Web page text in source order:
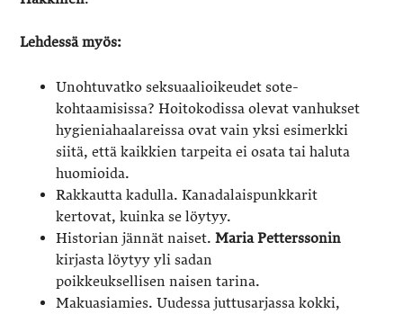
Lehdessä myös:
Unohtuvatko seksuaalioikeudet sote-
kohtaamisissa? Hoitokodissa olevat vanhukset
hygieniahaalareissa ovat vain yksi esimerkki
siitä, että kaikkien tarpeita ei osata tai haluta
huomioida.
Rakkautta kadulla. Kanadalaispunkkarit
kertovat, kuinka se löytyy.
Historian jännät naiset.Maria Petterssonin
kirjasta löytyy yli sadan
poikkeuksellisen naisen tarina.
Makuasiamies. Uudessa juttusarjassa kokki,